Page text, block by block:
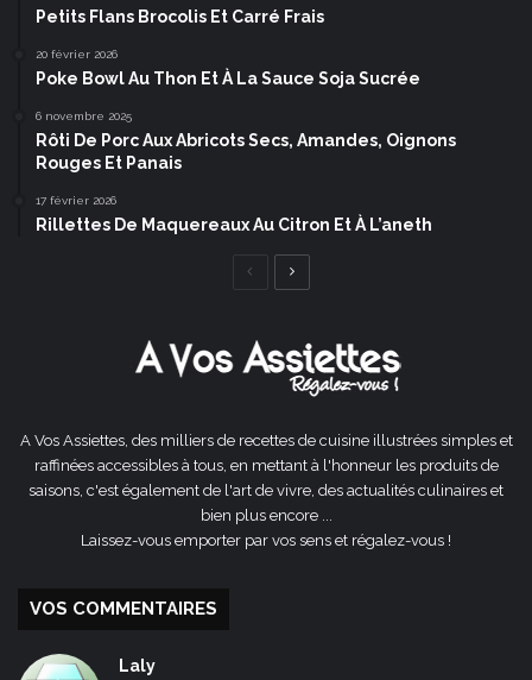
Petits Flans Brocolis Et Carré Frais
20 février 2026
Poke Bowl Au Thon Et À La Sauce Soja Sucrée
6 novembre 2025
Rôti De Porc Aux Abricots Secs, Amandes, Oignons
Rouges Et Panais
17 février 2026
Rillettes De Maquereaux Au Citron Et À L’aneth
Page
A Vos Assiettes, des milliers de recettes de cuisine illustrées simples et
raffinées accessibles à tous, en mettant à l'honneur les produits de
saisons, c'est également de l'art de vivre, des actualités culinaires et
bien plus encore ...
Laissez-vous emporter par vos sens et régalez-vous !
VOS COMMENTAIRES
Laly